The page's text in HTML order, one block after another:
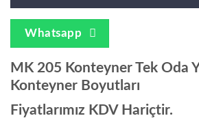
Whatsapp
MK 205 Konteyner Tek Oda
Konteyner Boyutları
Fiyatlarımız KDV Hariçtir.